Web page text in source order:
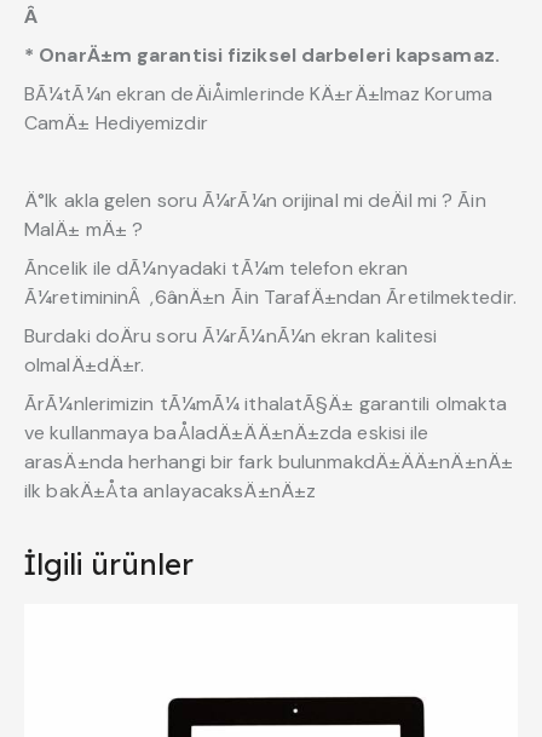
Â
* OnarÄ±m garantisi fiziksel darbeleri kapsamaz.
BÃ¼tÃ¼n ekran deÄiÅimlerinde KÄ±rÄ±lmaz Koruma
CamÄ± Hediyemizdir
Ä°lk akla gelen soru Ã¼rÃ¼n orijinal mi deÄil mi ? Ãin
MalÄ± mÄ± ?
Ãncelik ile dÃ¼nyadaki tÃ¼m telefon ekran
Ã¼retimininÂ ,6ânÄ±n Ãin TarafÄ±ndan Ãretilmektedir.
Burdaki doÄru soru Ã¼rÃ¼nÃ¼n ekran kalitesi
olmalÄ±dÄ±r.
ÃrÃ¼nlerimizin tÃ¼mÃ¼ ithalatÃ§Ä± garantili olmakta
ve kullanmaya baÅladÄ±ÄÄ±nÄ±zda eskisi ile
arasÄ±nda herhangi bir fark bulunmakdÄ±ÄÄ±nÄ±nÄ±
ilk bakÄ±Åta anlayacaksÄ±nÄ±z
İlgili ürünler